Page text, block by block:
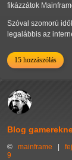
fikázzátok
Szóval szomorú
legalábbis az
15 hozzászólás
Blog
© mainframe |
9